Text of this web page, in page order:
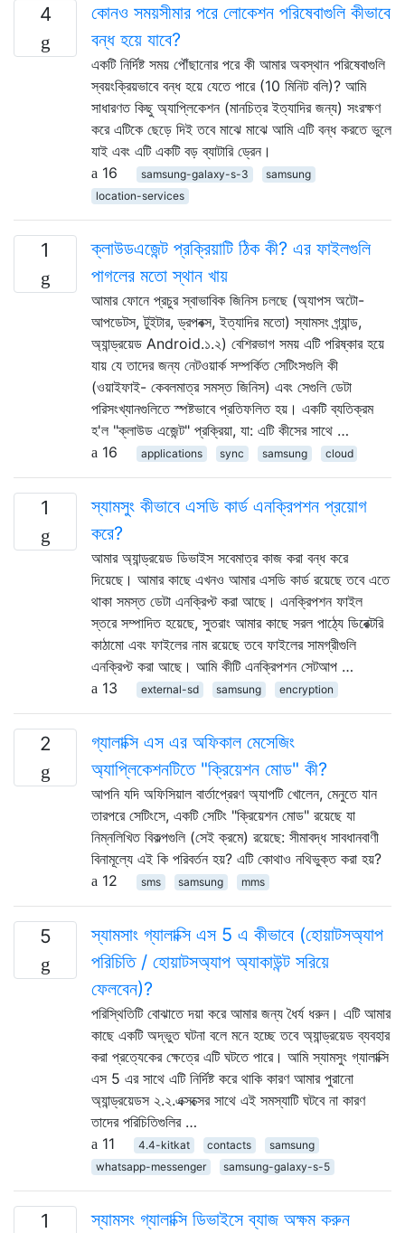
4
কোনও সময়সীমার পরে লোকেশন পরিষেবাগুলি কীভাবে
বন্ধ হয়ে যাবে?
একটি নির্দিষ্ট সময় পৌঁছানোর পরে কী আমার অবস্থান পরিষেবাগুলি
স্বয়ংক্রিয়ভাবে বন্ধ হয়ে যেতে পারে (10 মিনিট বলি)? আমি
সাধারণত কিছু অ্যাপ্লিকেশন (মানচিত্র ইত্যাদির জন্য) সংরক্ষণ
করে এটিকে ছেড়ে দিই তবে মাঝে মাঝে আমি এটি বন্ধ করতে ভুলে
যাই এবং এটি একটি বড় ব্যাটারি ড্রেন।
16
samsung-galaxy-s-3
samsung
location-services
1
ক্লাউডএজেন্ট প্রক্রিয়াটি ঠিক কী? এর ফাইলগুলি
পাগলের মতো স্থান খায়
আমার ফোনে প্রচুর স্বাভাবিক জিনিস চলছে (অ্যাপস অটো-
আপডেটস, টুইটার, ড্রপবক্স, ইত্যাদির মতো) স্যামসং গ্র্যান্ড,
অ্যান্ড্রয়েড Android.১.২) বেশিরভাগ সময় এটি পরিষ্কার হয়ে
যায় যে তাদের জন্য নেটওয়ার্ক সম্পর্কিত সেটিংসগুলি কী
(ওয়াইফাই- কেবলমাত্র সমস্ত জিনিস) এবং সেগুলি ডেটা
পরিসংখ্যানগুলিতে স্পষ্টভাবে প্রতিফলিত হয়। একটি ব্যতিক্রম
হ'ল "ক্লাউড এজেন্ট" প্রক্রিয়া, যা: এটি কীসের সাথে …
16
applications sync samsung cloud
1
স্যামসুং কীভাবে এসডি কার্ড এনক্রিপশন প্রয়োগ
করে?
আমার অ্যান্ড্রয়েড ডিভাইস সবেমাত্র কাজ করা বন্ধ করে
দিয়েছে। আমার কাছে এখনও আমার এসডি কার্ড রয়েছে তবে এতে
থাকা সমস্ত ডেটা এনক্রিপ্ট করা আছে। এনক্রিপশন ফাইল
স্তরে সম্পাদিত হয়েছে, সুতরাং আমার কাছে সরল পাঠ্যে ডিরেক্টরি
কাঠামো এবং ফাইলের নাম রয়েছে তবে ফাইলের সামগ্রীগুলি
এনক্রিপ্ট করা আছে। আমি কীটি এনক্রিপশন সেটআপ …
13
external-sd samsung encryption
2
গ্যালাক্সি এস এর অফিকাল মেসেজিং
অ্যাপ্লিকেশনটিতে "ক্রিয়েশন মোড" কী?
আপনি যদি অফিসিয়াল বার্তাপ্রেরণ অ্যাপটি খোলেন, মেনুতে যান
তারপরে সেটিংসে, একটি সেটিং "ক্রিয়েশন মোড" রয়েছে যা
নিম্নলিখিত বিকল্পগুলি (সেই ক্রমে) রয়েছে: সীমাবদ্ধ সাবধানবাণী
বিনামূল্যে এই কি পরিবর্তন হয়? এটি কোথাও নথিভুক্ত করা হয়?
12
sms samsung mms
5
স্যামসাং গ্যালাক্সি এস 5 এ কীভাবে (হোয়াটসঅ্যাপ
পরিচিতি / হোয়াটসঅ্যাপ অ্যাকাউন্ট সরিয়ে
ফেলবেন)?
পরিস্থিতিটি বোঝাতে দয়া করে আমার জন্য ধৈর্য ধরুন। এটি আমার
কাছে একটি অদ্ভুত ঘটনা বলে মনে হচ্ছে তবে অ্যান্ড্রয়েড ব্যবহার
করা প্রত্যেকের ক্ষেত্রে এটি ঘটতে পারে। আমি স্যামসুং গ্যালাক্সি
এস 5 এর সাথে এটি নির্দিষ্ট করে থাকি কারণ আমার পুরানো
অ্যান্ড্রয়েডস ২.২.এক্সক্সের সাথে এই সমস্যাটি ঘটবে না কারণ
তাদের পরিচিতিগুলির …
11
4.4-kitkat contacts
samsung
whatsapp-messenger
samsung-galaxy-s-5
1 স্যামসং গ্যালাক্সি ডিভাইসে ব্যাজ অক্ষম করুন